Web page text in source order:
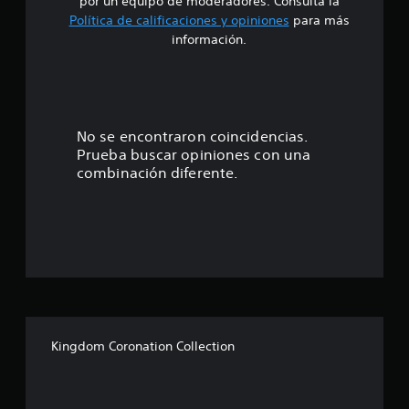
t
r
Política de calificaciones y opiniones para más
información.
No se encontraron coincidencias.
Prueba buscar opiniones con una
combinación diferente.
Kingdom Coronation Collection